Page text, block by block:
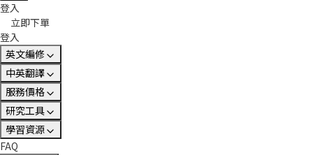
登入
立即下單
登入
英文編修
中英翻譯
服務價格
研究工具
學習資源
FAQ